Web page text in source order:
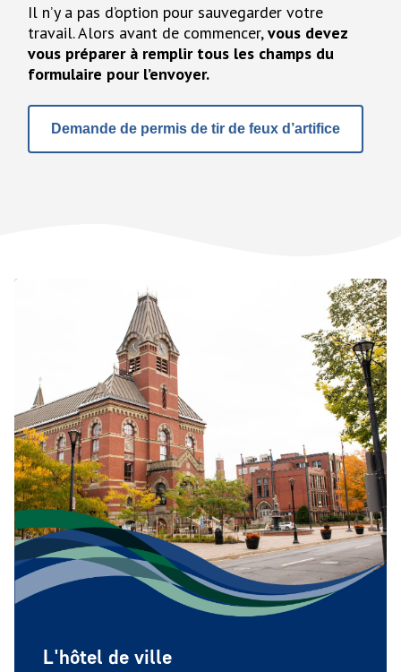
Il n’y a pas d’option pour sauvegarder votre
travail. Alors avant de commencer,vous devez
vous préparer à remplir tous les champs du
formulaire pour l’envoyer.
Demande de permis de tir de feux d’artifice
L'hôtel de ville